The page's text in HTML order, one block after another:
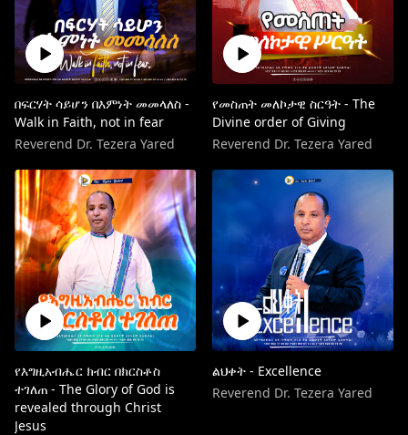
በፍርሃት ሳይሆን በእምነት መመላለስ -
Walk in Faith, not in fear
Reverend Dr. Tezera Yared
የመስጠት መለኮታዊ ስርዓት - The
Divine order of Giving
Reverend Dr. Tezera Yared
የእግዚአብሔር ክብር በክርስቶስ
ተገለጠ - The Glory of God is
revealed through Christ
Jesus
ልህቀት - Excellence
Reverend Dr. Tezera Yared